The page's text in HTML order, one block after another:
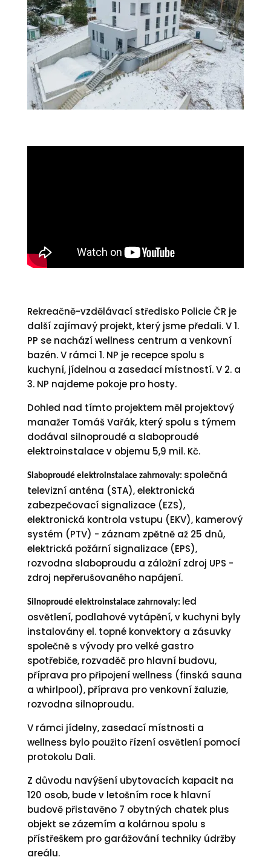
Rekreačně-vzdělávací středisko Policie ČR je
další zajímavý projekt, který jsme předali. V 1.
PP se nachází wellness centrum a venkovní
bazén. V rámci 1. NP je recepce spolu s
kuchyní, jídelnou a zasedací místností. V 2. a
3. NP najdeme pokoje pro hosty.
Dohled nad tímto projektem měl projektový
manažer Tomáš Vařák, který spolu s týmem
dodával silnoproudé a slaboproudé
elektroinstalace v objemu 5,9 mil. Kč.
Slaboproudé elektroinstalace zahrnovaly: společná
televizní anténa (STA), elektronická
zabezpečovací signalizace (EZS),
elektronická kontrola vstupu (EKV), kamerový
systém (PTV) - záznam zpětně až 25 dnů,
elektrická požární signalizace (EPS),
rozvodna slaboproudu a záložní zdroj UPS -
zdroj nepřerušovaného napájení.
Silnoproudé elektroinstalace zahrnovaly: led
osvětlení, podlahové vytápění, v kuchyni byly
instalovány el. topné konvektory a zásuvky
společně s vývody pro velké gastro
spotřebiče, rozvaděč pro hlavní budovu,
příprava pro připojení wellness (finská sauna
a whirlpool), příprava pro venkovní žaluzie,
rozvodna silnoproudu.
V rámci jídelny, zasedací místnosti a
wellness bylo použito řízení osvětlení pomocí
protokolu Dali.
Z důvodu navýšení ubytovacích kapacit na
120 osob, bude v letošním roce k hlavní
budově přistavěno 7 obytných chatek plus
objekt se zázemím a kolárnou spolu s
přístřeškem pro garážování techniky údržby
areálu.